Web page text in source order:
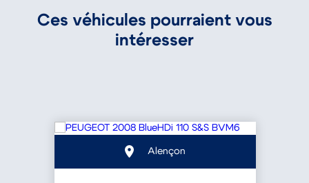
Ces véhicules pourraient vous
intéresser
Alençon